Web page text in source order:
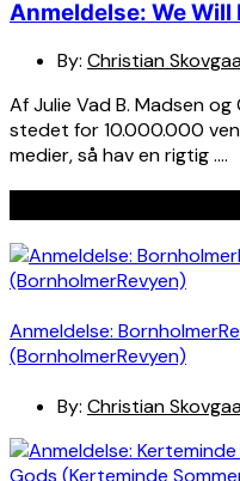
Anmeldelse: We Will
By: Christian
Af Julie Vad B. Madsen
stedet for 10.000.000
medier, så hav en rigtig ….
Anmeldelse:
(BornholmerRevyen)
By: Christian